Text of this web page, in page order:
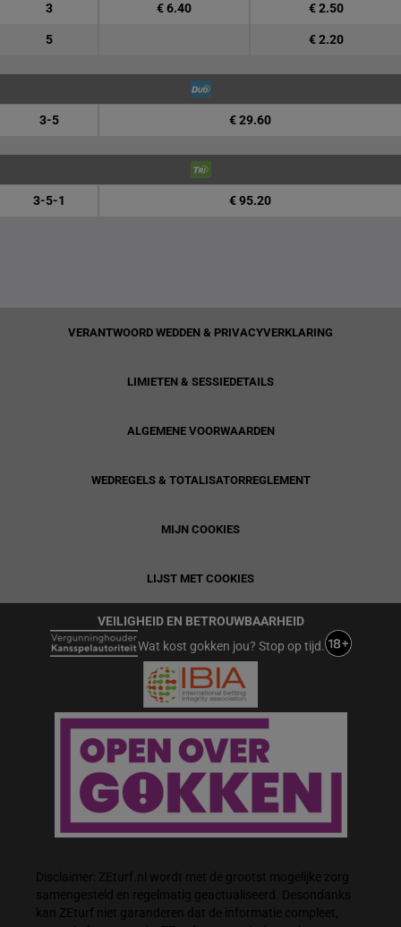
3 € 6.40 € 2.50
5 € 2.20
3-5 € 29.60
3-5-1 € 95.20
VERANTWOORD WEDDEN & PRIVACYVERKLARING
LIMIETEN & SESSIEDETAILS
ALGEMENE VOORWAARDEN
WEDREGELS & TOTALISATORREGLEMENT
MIJN COOKIES
LIJST MET COOKIES
VEILIGHEID EN BETROUWBAARHEID
Wat kost gokken jou? Stop op tijd.
Disclaimer: ZEturf.nl wordt met de grootst mogelijke zorg
samengesteld en regelmatig geactualiseerd. Desondanks
kan ZEturf niet garanderen dat de informatie compleet,